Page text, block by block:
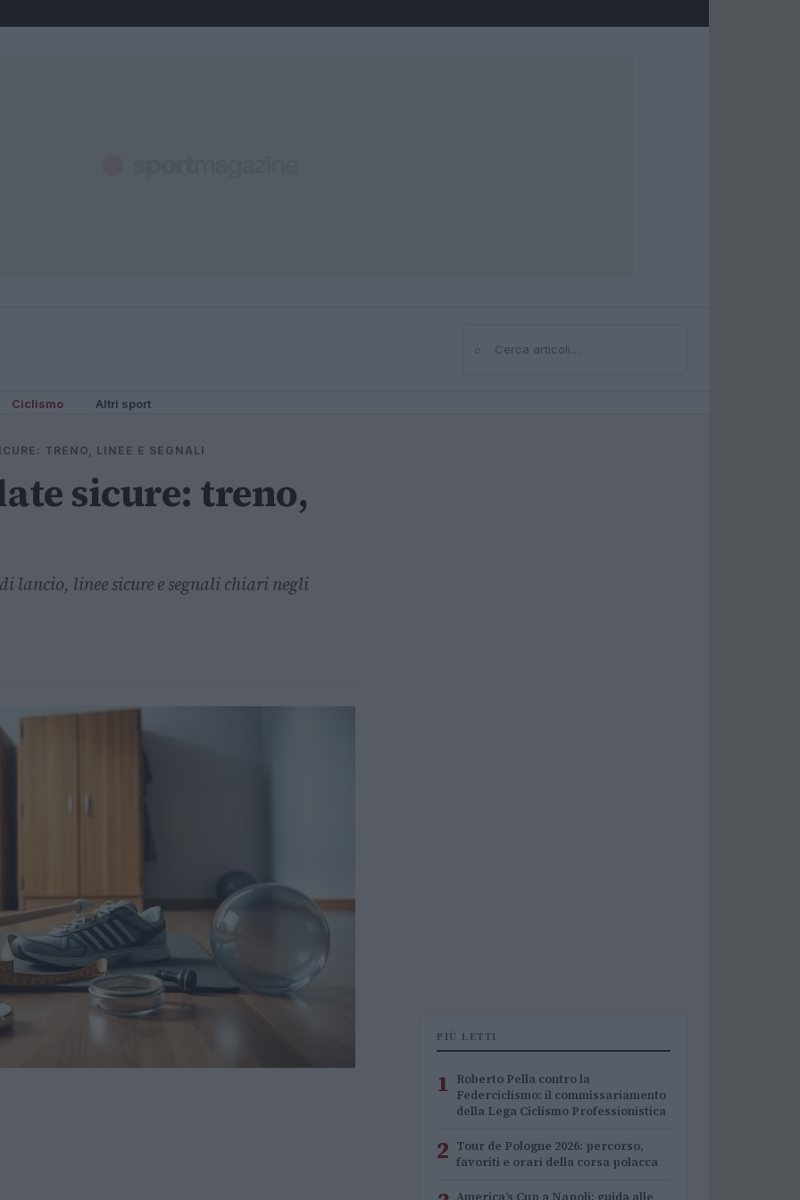
⌕Cerca
Ciclismo Altri sport
TRENO, LINEE E SEGNALI
sicure: treno,
lancio, linee sicure e segnali chiari negli
PIÙ LETTI
1 Roberto Pella contro la
Federciclismo: il commissariamento
della Lega Ciclismo Professionistica
2 Tour de Pologne 2026: percorso,
favoriti e orari della corsa polacca
America’s Cup a Napoli: guida alle